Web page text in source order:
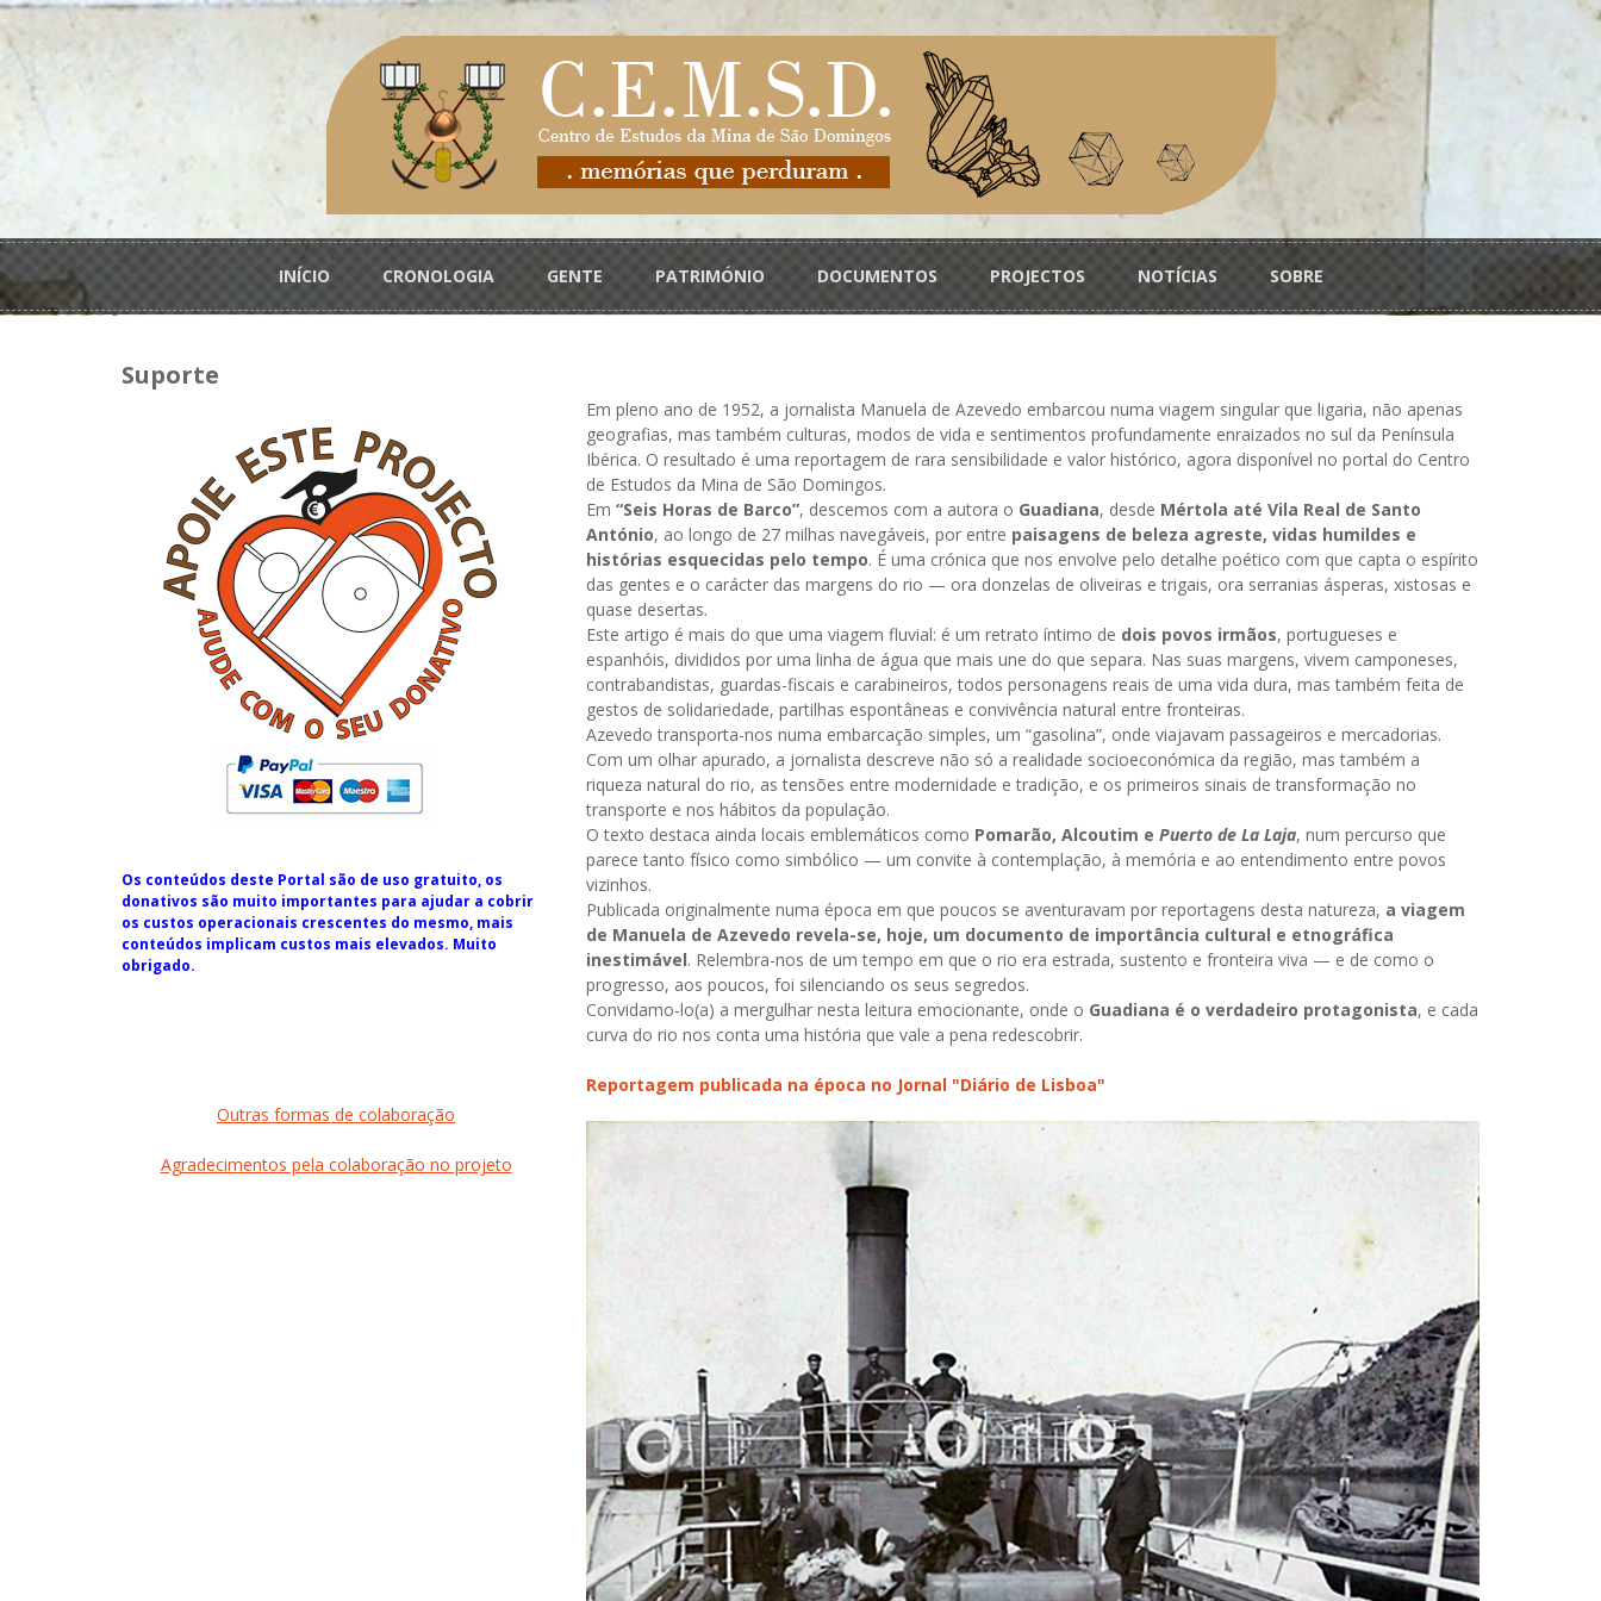
Passar para o conteúdo principal
Menu principal INÍCIO CRONOLOGIA GENTE PATRIMÓNIO DOCUMENTOS PROJECTOS NOTÍCIAS SOBRE
Suporte
Os conteúdos deste Portal são de uso gratuito, os
donativos são muito importantes para ajudar a cobrir
os custos operacionais crescentes do mesmo, mais
conteúdos implicam custos mais elevados. Muito
obrigado.
Outras formas de colaboração
Agradecimentos pela colaboração no projeto
Em pleno ano de 1952, a jornalista Manuela de Azevedo embarcou numa viagem singular que ligaria, não apenas
geografias, mas também culturas, modos de vida e sentimentos profundamente enraizados no sul da Península
Ibérica. O resultado é uma reportagem de rara sensibilidade e valor histórico, agora disponível no portal do Centro
de Estudos da Mina de São Domingos.
Em “Seis Horas de Barco”, descemos com a autora o Guadiana, desde Mértola até Vila Real de Santo
António, ao longo de 27 milhas navegáveis, por entre paisagens de beleza agreste, vidas humildes e
histórias esquecidas pelo tempo. É uma crónica que nos envolve pelo detalhe poético com que capta o espírito
das gentes e o carácter das margens do rio — ora donzelas de oliveiras e trigais, ora serranias ásperas, xistosas e
quase desertas.
Este artigo é mais do que uma viagem fluvial: é um retrato íntimo de dois povos irmãos, portugueses e
espanhóis, divididos por uma linha de água que mais une do que separa. Nas suas margens, vivem camponeses,
contrabandistas, guardas-fiscais e carabineiros, todos personagens reais de uma vida dura, mas também feita de
gestos de solidariedade, partilhas espontâneas e convivência natural entre fronteiras.
Azevedo transporta-nos numa embarcação simples, um “gasolina”, onde viajavam passageiros e mercadorias.
Com um olhar apurado, a jornalista descreve não só a realidade socioeconómica da região, mas também a
riqueza natural do rio, as tensões entre modernidade e tradição, e os primeiros sinais de transformação no
transporte e nos hábitos da população.
O texto destaca ainda locais emblemáticos como Pomarão, Alcoutim e Puerto de La Laja, num percurso que
parece tanto físico como simbólico — um convite à contemplação, à memória e ao entendimento entre povos
vizinhos.
Publicada originalmente numa época em que poucos se aventuravam por reportagens desta natureza, a viagem
de Manuela de Azevedo revela-se, hoje, um documento de importância cultural e etnográfica
inestimável. Relembra-nos de um tempo em que o rio era estrada, sustento e fronteira viva — e de como o
progresso, aos poucos, foi silenciando os seus segredos.
Convidamo-lo(a) a mergulhar nesta leitura emocionante, onde o Guadiana é o verdadeiro protagonista, e cada
curva do rio nos conta uma história que vale a pena redescobrir.
Reportagem publicada na época no Jornal "Diário de Lisboa"